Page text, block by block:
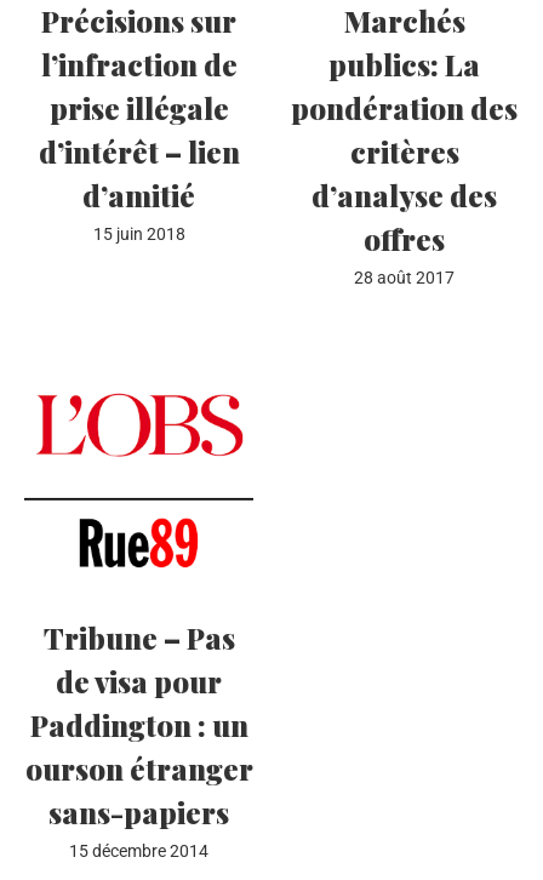
Précisions sur
l’infraction de
prise illégale
d’intérêt – lien
d’amitié
15 juin 2018
Marchés
publics: La
pondération des
critères
d’analyse des
offres
28 août 2017
Tribune – Pas
de visa pour
Paddington : un
ourson étranger
sans-papiers
15 décembre 2014